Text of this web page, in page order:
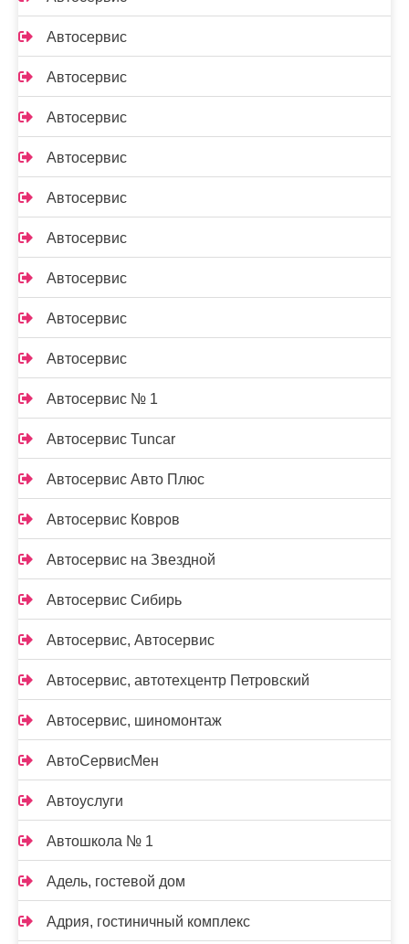
Автосервис
Автосервис
Автосервис
Автосервис
Автосервис
Автосервис
Автосервис
Автосервис
Автосервис
Автосервис № 1
Автосервис Tuncar
Автосервис Авто Плюс
Автосервис Ковров
Автосервис на Звездной
Автосервис Сибирь
Автосервис, Автосервис
Автосервис, автотехцентр Петровский
Автосервис, шиномонтаж
АвтоСервисМен
Автоуслуги
Автошкола № 1
Адель, гостевой дом
Адрия, гостиничный комплекс